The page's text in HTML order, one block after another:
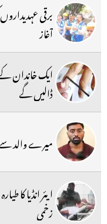
برقی
آغاز
ایک خاندان
ڈالیں گے
میرے والد
زخمی